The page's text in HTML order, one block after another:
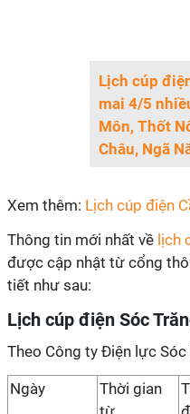
Lịch cúp
mai 4/5
Môn, Thốt
Châu, Ngã
Xem thêm: Lịch cúp điện
Thông tin mới nhất về lịch
được cập nhật từ cổng
tiết như sau:
Lịch cúp điện Sóc
Theo Công ty Điện lực Sóc
Ngày
Thời gian